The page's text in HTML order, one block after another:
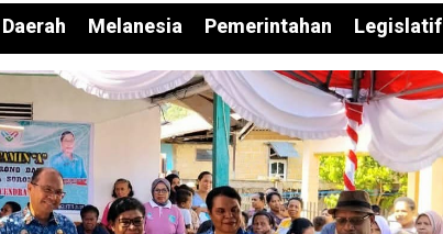
Daerah Melanesia Pemerintahan Legislatif